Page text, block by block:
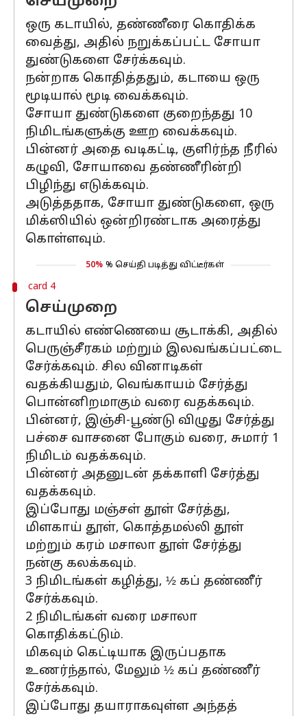
ஒரு கடாயில், தண்ணீரை கொதிக்க
வைத்து, அதில் நறுக்கப்பட்ட சோயா
துண்டுகளை சேர்க்கவும்.
நன்றாக கொதித்ததும், கடாயை ஒரு
மூடியால் மூடி வைக்கவும்.
சோயா துண்டுகளை குறைந்தது 10
நிமிடங்களுக்கு ஊற வைக்கவும்.
பின்னர் அதை வடிகட்டி, குளிர்ந்த நீரில்
கழுவி, சோயாவை தண்ணீரின்றி
பிழிந்து எடுக்கவும்.
அடுத்ததாக, சோயா துண்டுகளை, ஒரு
மிக்ஸியில் ஒன்றிரண்டாக அரைத்து
கொள்ளவும்.
50% % செய்தி படித்து விட்டீர்கள்
card 4
செய்முறை
கடாயில் எண்ணெயை சூடாக்கி, அதில்
பெருஞ்சீரகம் மற்றும் இலவங்கப்பட்டை
சேர்க்கவும். சில வினாடிகள்
வதக்கியதும், வெங்காயம் சேர்த்து
பொன்னிறமாகும் வரை வதக்கவும்.
பின்னர், இஞ்சி-பூண்டு விழுது சேர்த்து
பச்சை வாசனை போகும் வரை, சுமார் 1
நிமிடம் வதக்கவும்.
பின்னர் அதனுடன் தக்காளி சேர்த்து
வதக்கவும்.
இப்போது மஞ்சள் தூள் சேர்த்து,
மிளகாய் தூள், கொத்தமல்லி தூள்
மற்றும் கரம் மசாலா தூள் சேர்த்து
நன்கு கலக்கவும்.
3 நிமிடங்கள் கழித்து, ½ கப் தண்ணீர்
சேர்க்கவும்.
2 நிமிடங்கள் வரை மசாலா
கொதிக்கட்டும்.
மிகவும் கெட்டியாக இருப்பதாக
உணர்ந்தால், மேலும் ½ கப் தண்ணீர்
சேர்க்கவும்.
இப்போது தயாராகவுள்ள அந்தத்